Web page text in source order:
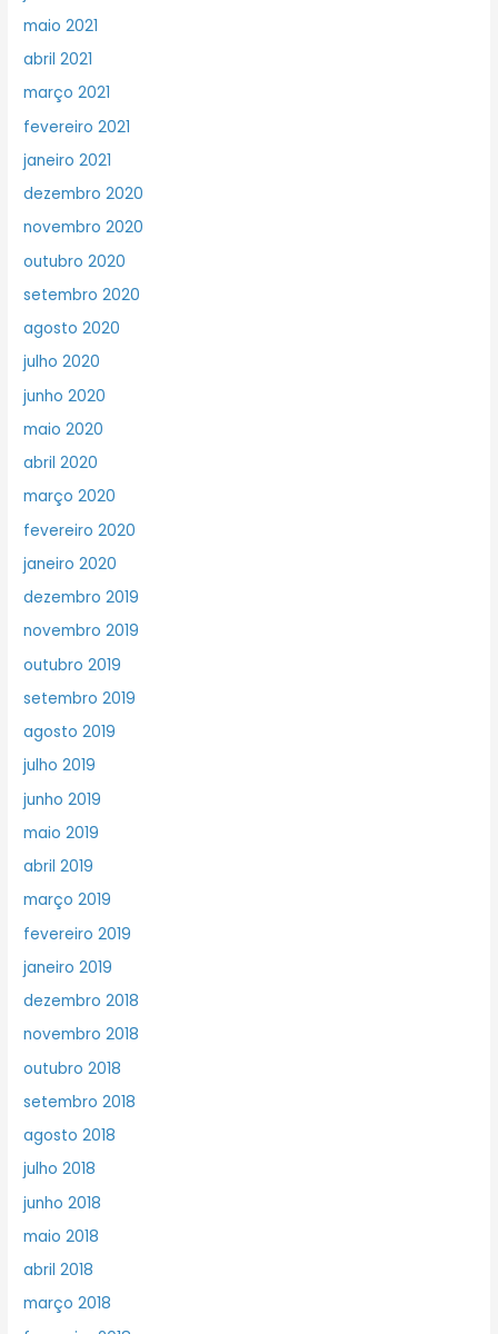
maio 2021
abril 2021
março 2021
fevereiro 2021
janeiro 2021
dezembro 2020
novembro 2020
outubro 2020
setembro 2020
agosto 2020
julho 2020
junho 2020
maio 2020
abril 2020
março 2020
fevereiro 2020
janeiro 2020
dezembro 2019
novembro 2019
outubro 2019
setembro 2019
agosto 2019
julho 2019
junho 2019
maio 2019
abril 2019
março 2019
fevereiro 2019
janeiro 2019
dezembro 2018
novembro 2018
outubro 2018
setembro 2018
agosto 2018
julho 2018
junho 2018
maio 2018
abril 2018
março 2018